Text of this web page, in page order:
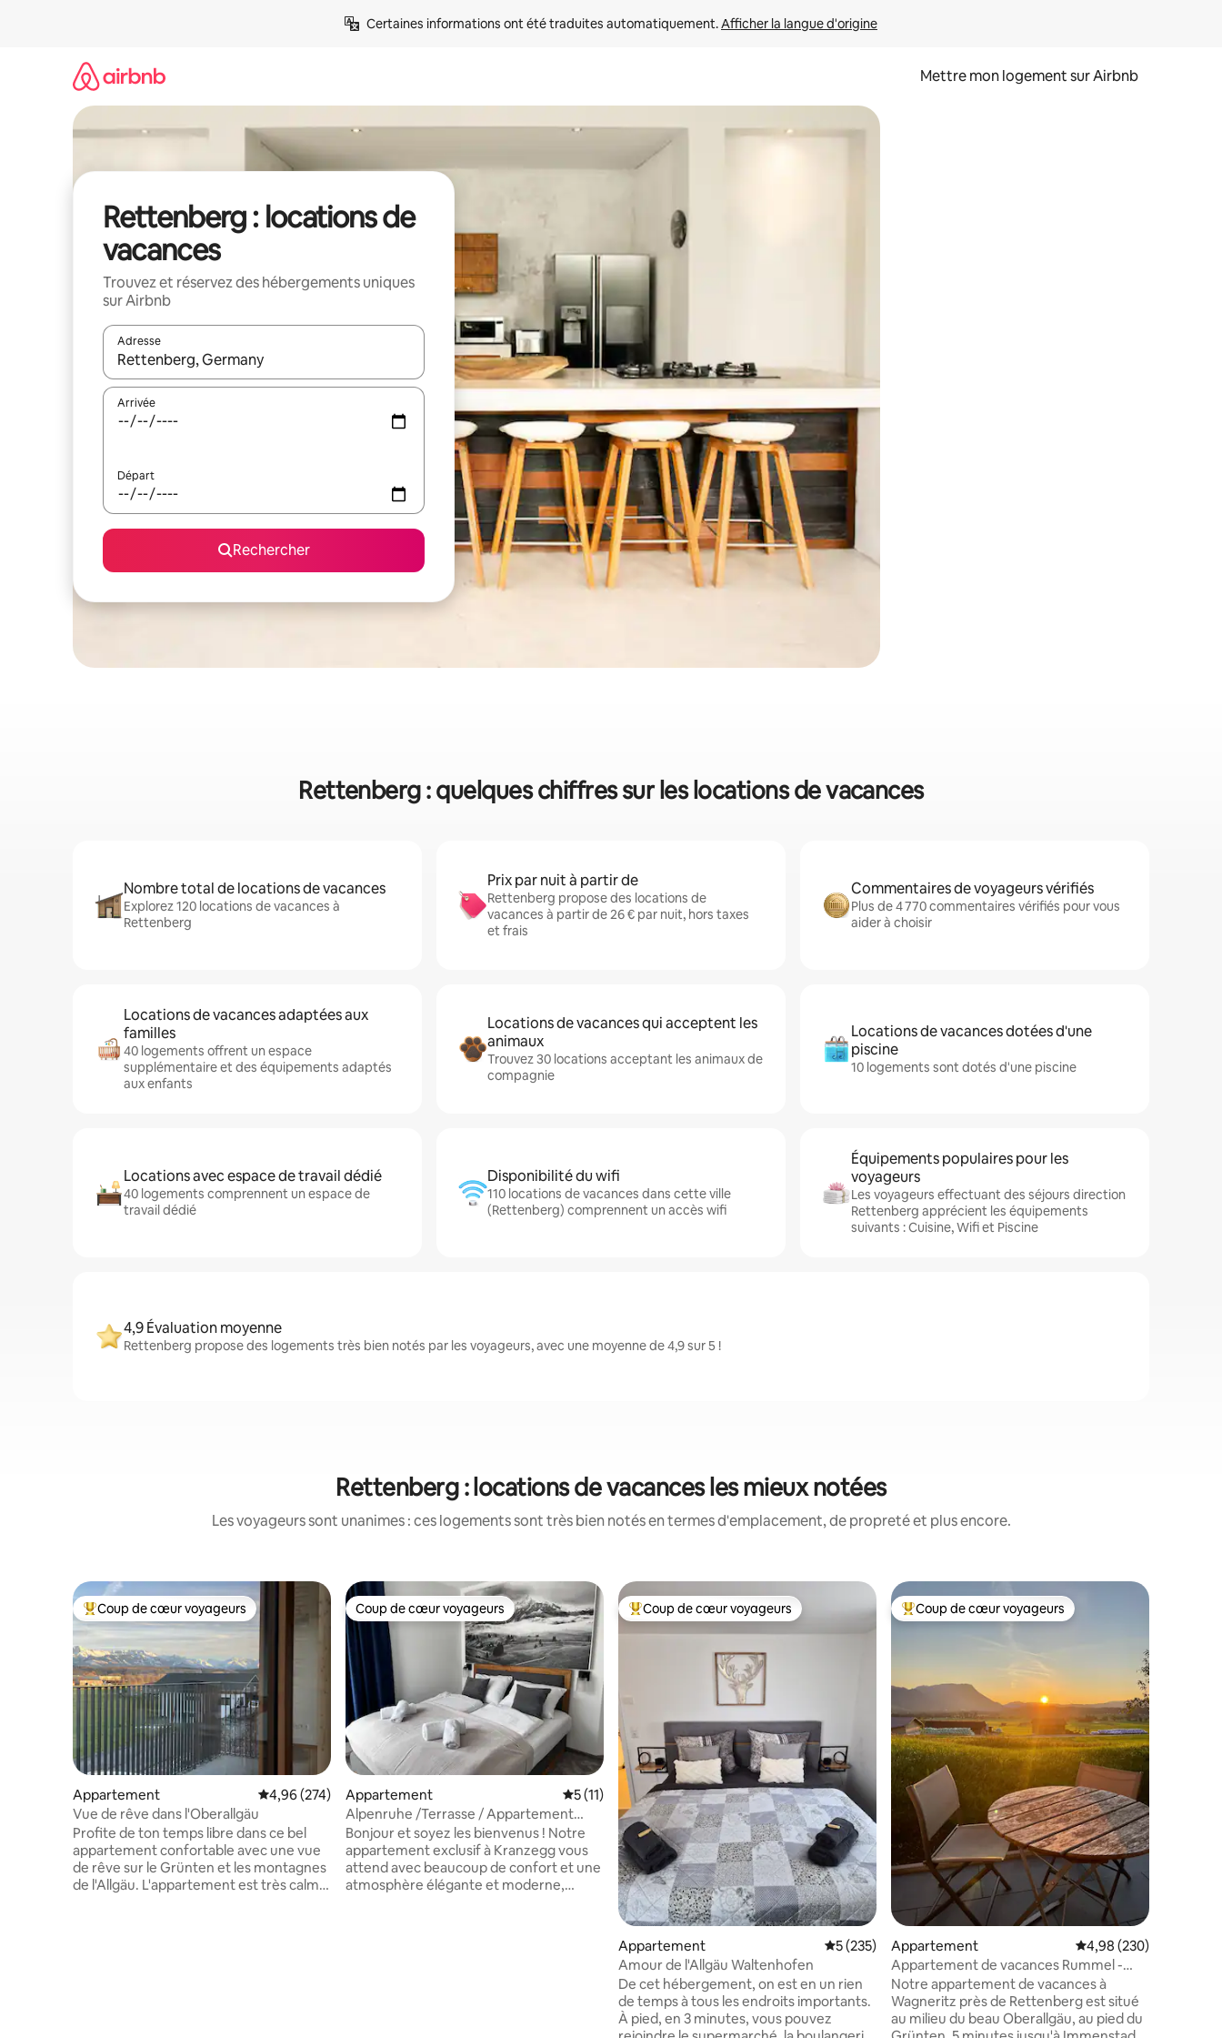
Certaines informations ont été traduites automatiquement. Afficher la langue d'origine
Mettre mon logement sur Airbnb
Rettenberg : locations de
vacances
Trouvez et réservez des hébergements uniques
sur Airbnb
Adresse
Lorsque les résultats s'affichent, utilisez les flèches vers le haut et vers le bas pour les parcourir ou en appuyant et en faisant glisser.
Arrivée
Départ
Rechercher
Rettenberg : quelques chiffres sur les locations de vacances
Nombre total de locations de vacances
Explorez 120 locations de vacances à
Rettenberg
Prix par nuit à partir de
Rettenberg propose des locations de
vacances à partir de 26 € par nuit, hors taxes
et frais
Commentaires de voyageurs vérifiés
Plus de 4 770 commentaires vérifiés pour vous
aider à choisir
Locations de vacances adaptées aux
familles
40 logements offrent un espace
supplémentaire et des équipements adaptés
aux enfants
Locations de vacances qui acceptent les
animaux
Trouvez 30 locations acceptant les animaux de
compagnie
Locations de vacances dotées d'une
piscine
10 logements sont dotés d'une piscine
Locations avec espace de travail dédié
40 logements comprennent un espace de
travail dédié
Disponibilité du wifi
110 locations de vacances dans cette ville
(Rettenberg) comprennent un accès wifi
Équipements populaires pour les
voyageurs
Les voyageurs effectuant des séjours direction
Rettenberg apprécient les équipements
suivants : Cuisine, Wifi et Piscine
4,9 Évaluation moyenne
Rettenberg propose des logements très bien notés par les voyageurs, avec une moyenne de 4,9 sur 5 !
Rettenberg : locations de vacances les mieux notées
Les voyageurs sont unanimes : ces logements sont très bien notés en termes d'emplacement, de propreté et plus encore.
Coups de cœur voyageurs les plus appréciés
Coup de cœur voyageurs
Appartement Évaluation moyenne sur la base de 274 commentaires : 4,96 sur 5
4,96 (274)
Vue de rêve dans l'Oberallgäu
Profite de ton temps libre dans ce bel
appartement confortable avec une vue
de rêve sur le Grünten et les montagnes
de l'Allgäu. L'appartement est très calme,
Coup de cœur voyageurs
Coup de cœur voyageurs
Appartement Évaluation moyenne sur la base de 11 commentaires : 5 sur 5
5 (11)
Alpenruhe /Terrasse / Appartement
élégant pour 6 personnes
Bonjour et soyez les bienvenus ! Notre
appartement exclusif à Kranzegg vous
attend avec beaucoup de confort et une
atmosphère élégante et moderne,
Coups de cœur voyageurs les plus appréciés
Coup de cœur voyageurs
Appartement Évaluation moyenne sur la base de 235 commentaires : 5 sur 5
5 (235)
Amour de l'Allgäu Waltenhofen
De cet hébergement, on est en un rien
de temps à tous les endroits importants.
À pied, en 3 minutes, vous pouvez
Coups de cœur voyageurs les plus appréciés
Coup de cœur voyageurs
Appartement Évaluation moyenne
4,98 (230)
Appartement de vacances Rummel -
comme la fête populaire :)
Notre appartement de vacances à
Wagneritz près de Rettenberg est situé
au milieu du beau Oberallgäu, au pied du